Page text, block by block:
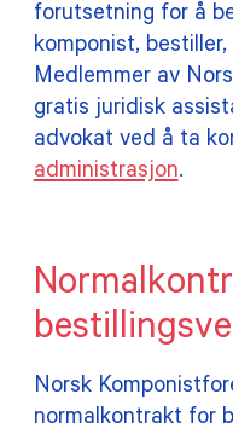
forutsetning for å
komponist,
Medlemmer av
gratis juridisk
advokat ved å ta
administrasjon.
Norsk
normalkontrakt for